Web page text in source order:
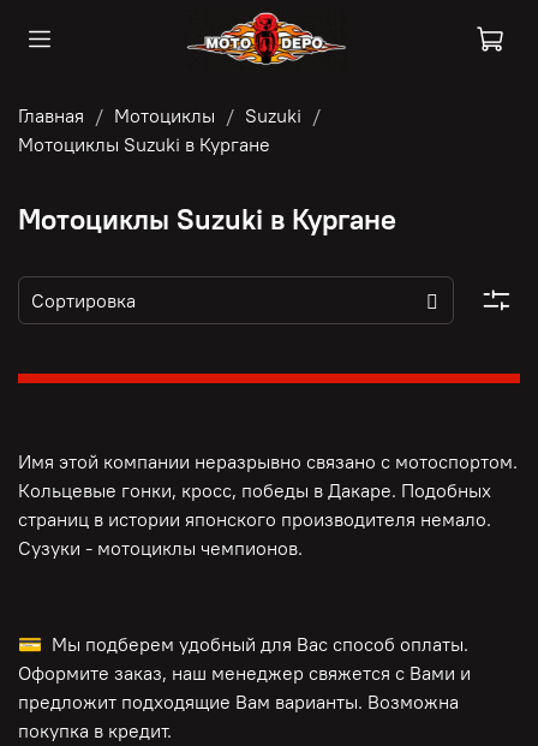
Главная Мотоциклы
Suzuki
Мотоциклы Suzuki в Кургане
Мотоциклы Suzuki в Кургане
Имя этой компании неразрывно связано с мотоспортом.
Кольцевые гонки, кросс, победы в Дакаре. Подобных
страниц в истории японского производителя немало.
Сузуки - мотоциклы чемпионов.
💳 Мы подберем удобный для Вас способ оплаты.
Оформите заказ, наш менеджер свяжется с Вами и
предложит подходящие Вам варианты. Возможна
покупка в кредит.